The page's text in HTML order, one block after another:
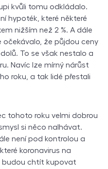
kvůli tomu odkládalo.
hypoték, které některé
nižším než 2 %. A dále
že půjdou ceny
To se však nestalo a
Navíc lze mírný nárůst
roku, a tak lidé přestali
tohoto roku velmi dobrou
si něco nalhávat.
není pod kontrolou a
koronavirus na
budou chtít kupovat